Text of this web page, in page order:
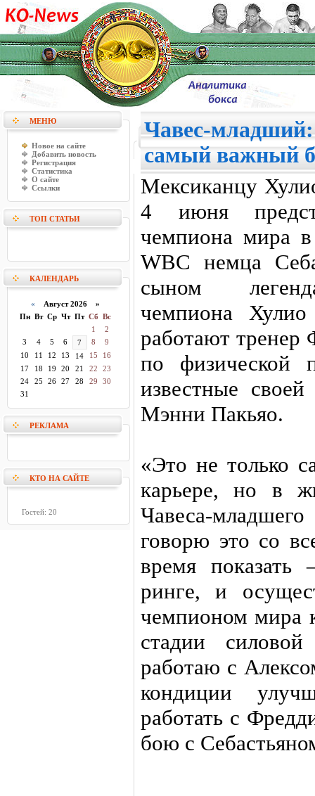
МЕНЮ
Новое на сайте
Добавить новость
Регистрация
Статистика
О сайте
Ссылки
ТОП СТАТЬИ
КАЛЕНДАРЬ
« Август 2026 »
Пн Вт Ср Чт Пт Сб Вс
1
2
3
4 5 6 7 8
9
10
11 12 13 14 15
16
17
18 19 20 21 22
23
24
25 26 27 28 29
30
31
РЕКЛАМА
КТО НА САЙТЕ
Гостей: 20
Чавес-
самый важный
Мексиканцу
4 июня
чемпиона мира
WBC немца
сыном
чемпиона Хулио
работают тренер
по физической
известные
Мэнни Пакьяо.
«Это не только
карьере, но в
Чавеса-
говорю это со
время
ринге, и
чемпионом мира
стадии
работаю с
кондиции
работать с
бою с